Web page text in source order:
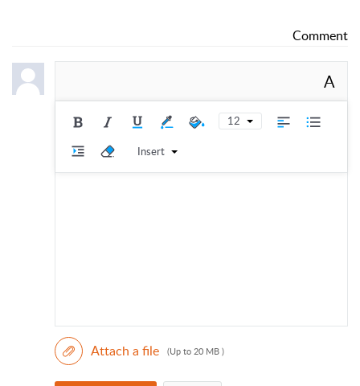
Comment
A
12
Insert
Attach a file (Up to 20 MB )